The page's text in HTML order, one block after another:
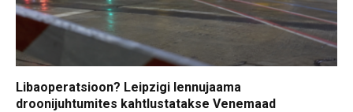
Libaoperatsioon? Leipzigi lennujaama
droonijuhtumites kahtlustatakse Venemaad